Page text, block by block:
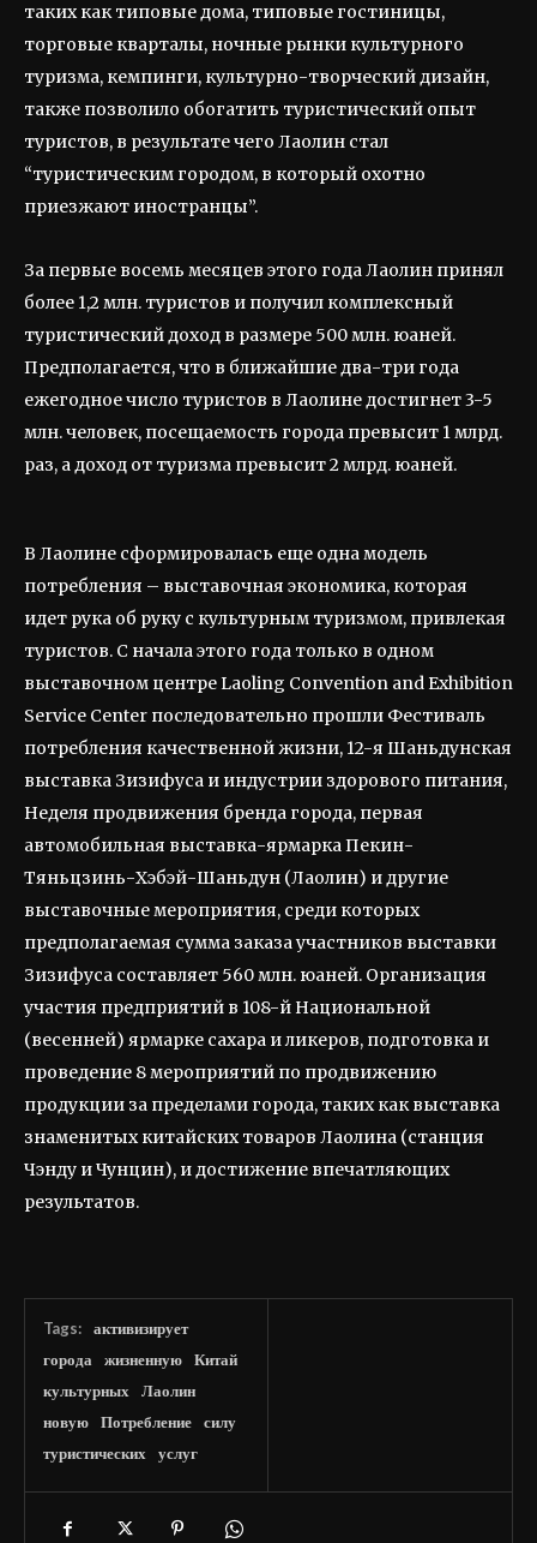
таких как типовые дома, типовые гостиницы,
торговые кварталы, ночные рынки культурного
туризма, кемпинги, культурно-творческий дизайн,
также позволило обогатить туристический опыт
туристов, в результате чего Лаолин стал
“туристическим городом, в который охотно
приезжают иностранцы”.
За первые восемь месяцев этого года Лаолин принял
более 1,2 млн. туристов и получил комплексный
туристический доход в размере 500 млн. юаней.
Предполагается, что в ближайшие два-три года
ежегодное число туристов в Лаолине достигнет 3-5
млн. человек, посещаемость города превысит 1 млрд.
раз, а доход от туризма превысит 2 млрд. юаней.
В Лаолине сформировалась еще одна модель
потребления – выставочная экономика, которая
идет рука об руку с культурным туризмом, привлекая
туристов. С начала этого года только в одном
выставочном центре Laoling Convention and Exhibition
Service Center последовательно прошли Фестиваль
потребления качественной жизни, 12-я Шаньдунская
выставка Зизифуса и индустрии здорового питания,
Неделя продвижения бренда города, первая
автомобильная выставка-ярмарка Пекин-
Тяньцзинь-Хэбэй-Шаньдун (Лаолин) и другие
выставочные мероприятия, среди которых
предполагаемая сумма заказа участников выставки
Зизифуса составляет 560 млн. юаней. Организация
участия предприятий в 108-й Национальной
(весенней) ярмарке сахара и ликеров, подготовка и
проведение 8 мероприятий по продвижению
продукции за пределами города, таких как выставка
знаменитых китайских товаров Лаолина (станция
Чэнду и Чунцин), и достижение впечатляющих
результатов.
Tags:
активизирует
города
жизненную
Китай
культурных
Лаолин
новую
Потребление
силу
туристических
услуг